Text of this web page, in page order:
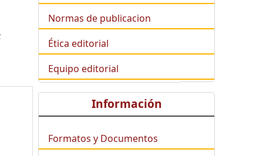
Normas de publicacion
Ética editorial
Equipo editorial
Información
Formatos y Documentos